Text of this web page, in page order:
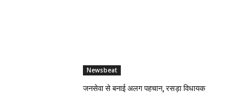
Newsbeat
जनसेवा से बनाई अलग पहचान, रसड़ा विधायक